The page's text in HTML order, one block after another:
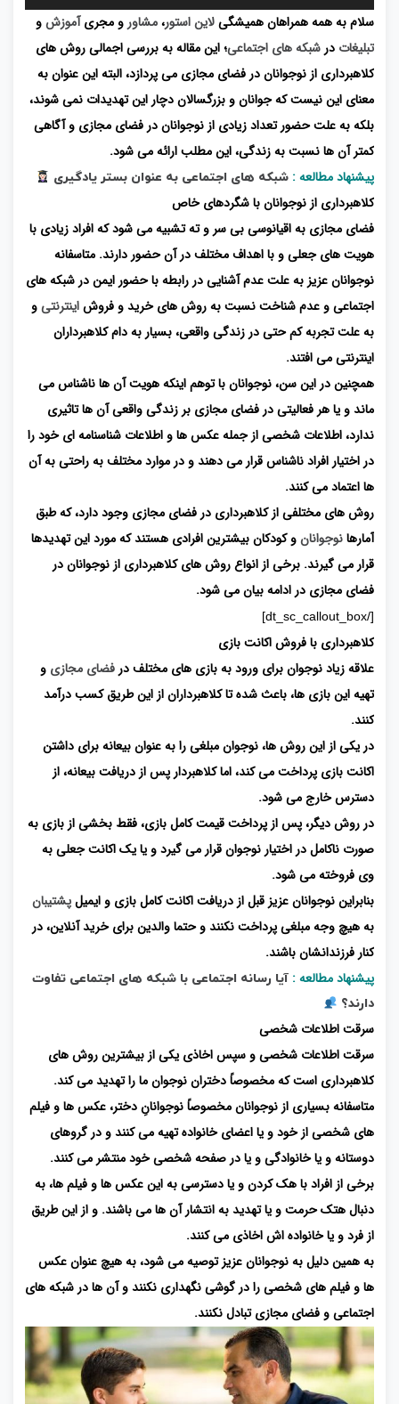
صوت
سلام به همه همراهان همیشگیلاین استور،مشاور و مجریآموزشو
تبلیغات در شبکه های اجتماعی؛ این مقاله به بررسی اجمالی روش های
کلاهبرداری از نوجوانان در فضای مجازی می پردازد، البته این عنوان به
معنای این نیست که جوانان و بزرگسالان دچار این تهدیدات نمی شوند،
بلکه به علت حضور تعداد زیادی از نوجوانان در فضای مجازی و آگاهی
کمتر آن ها نسبت به زندگی، این مطلب ارائه می شود.
پیشنهاد مطالعه : شبکه های اجتماعی به عنوان بستر یادگیری
کلاهبرداری از نوجوانان با شگردهای خاص
فضای مجازی به اقیانوسی بی سر و ته تشبیه می شود که افراد زیادی با
هویت های جعلی و با اهداف مختلف در آن حضور دارند. متاسفانه
نوجوانان عزیز به علت عدم آشنایی در رابطه با حضور ایمن در شبکه های
اجتماعی و عدم شناخت نسبت به روش های خرید و فروشاینترنتیو
به علت تجربه کم حتی در زندگی واقعی، بسیار به دام کلاهبرداران
اینترنتی می افتند.
همچنین در این سن، نوجوانان با توهم اینکه هویت آن ها ناشناس می
ماند و یا هر فعالیتی در فضای مجازی بر زندگی واقعی آن ها تاثیری
ندارد، اطلاعات شخصی از جمله عکس ها و اطلاعات شناسنامه ای خود را
در اختیار افراد ناشناس قرار می دهند و در موارد مختلف به راحتی به آن
ها اعتماد می کنند.
روش های مختلفی از کلاهبرداری در فضای مجازی وجود دارد، که طبق
آمارهانوجوانانو کودکان بیشترین افرادی هستند که مورد این تهدیدها
قرار می گیرند. برخی از انواع روش های کلاهبرداری از نوجوانان در
فضای مجازی در ادامه بیان می شود.
[/dt_sc_callout_box]
کلاهبرداری با فروش اکانت بازی
علاقه زیاد نوجوان برای ورود به بازی های مختلف در فضای مجازی و
تهیه این بازی ها، باعث شده تا کلاهبرداران از این طریق کسب درآمد
کنند.
در یکی از این روش ها، نوجوان مبلغی را به عنوان بیعانه برای داشتن
اکانت بازی پرداخت می کند، اما کلاهبردار پس از دریافت بیعانه، از
دسترس خارج می شود.
در روش دیگر، پس از پرداخت قیمت کامل بازی، فقط بخشی از بازی به
صورت ناکامل در اختیار نوجوان قرار می گیرد و یا یک اکانت جعلی به
وی فروخته می شود.
بنابراین نوجوانان عزیز قبل از دریافت اکانت کامل بازی و ایمیلپشتیبان
به هیچ وجه مبلغی پرداخت نکنند و حتما والدین برای خرید آنلاین، در
کنار فرزندانشان باشند.
پیشنهاد مطالعه : آیا رسانه اجتماعی با شبکه ‌های اجتماعی تفاوت
دارند؟
سرقت اطلاعات شخصی
سرقت اطلاعات شخصی و سپس اخاذی یکی از بیشترین روش های
کلاهبرداری است که مخصوصاً دختران نوجوان ما را تهدید می کند.
متاسفانه بسیاری از نوجوانان مخصوصاً نوجوانانِ دختر، عکس ها و فیلم
های شخصی از خود و یا اعضای خانواده تهیه می کنند و در گروهای
دوستانه و یا خانوادگی و یا در صفحه شخصی خود منتشر می کنند.
برخی از افراد با هک کردن و یا دسترسی به این عکس ها و فیلم ها، به
دنبال هتک حرمت و یا تهدید به انتشار آن ها می باشند. و از این طریق
از فرد و یا خانواده اش اخاذی می کنند.
به همین دلیل به نوجوانان عزیز توصیه می شود، به هیچ عنوان عکس
ها و فیلم های شخصی را در گوشی نگهداری نکنند و آن ها در شبکه های
اجتماعی و فضای مجازی تبادل نکنند.